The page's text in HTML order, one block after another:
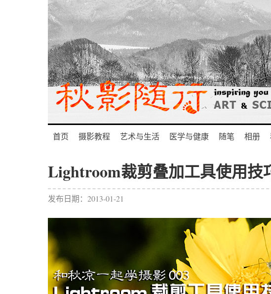
首页 摄影教程 艺术与生活 医学与健康 随笔 相册
Lightroom裁剪叠加工具使用技
发布日期：2013-01-21